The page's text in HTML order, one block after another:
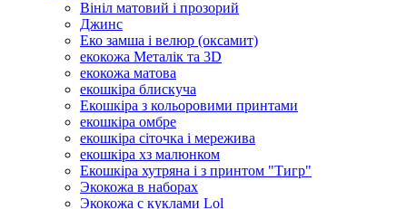
Вініл матовий і прозорий
Джинс
Еко замша і велюр (оксамит)
екокожа Металік та 3D
екокожа матова
екошкіра блискуча
Екошкіра з кольоровими принтами
екошкіра омбре
екошкіра сіточка і мережива
екошкіра хз малюнком
Екошкіра хутряна і з принтом "Тигр"
Экокожа в наборах
Экокожа с куклами Lol